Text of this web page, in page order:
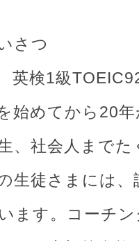
さつ
英検1級
始めてから20
、社会人まで
生徒さまには
ます。コーチ